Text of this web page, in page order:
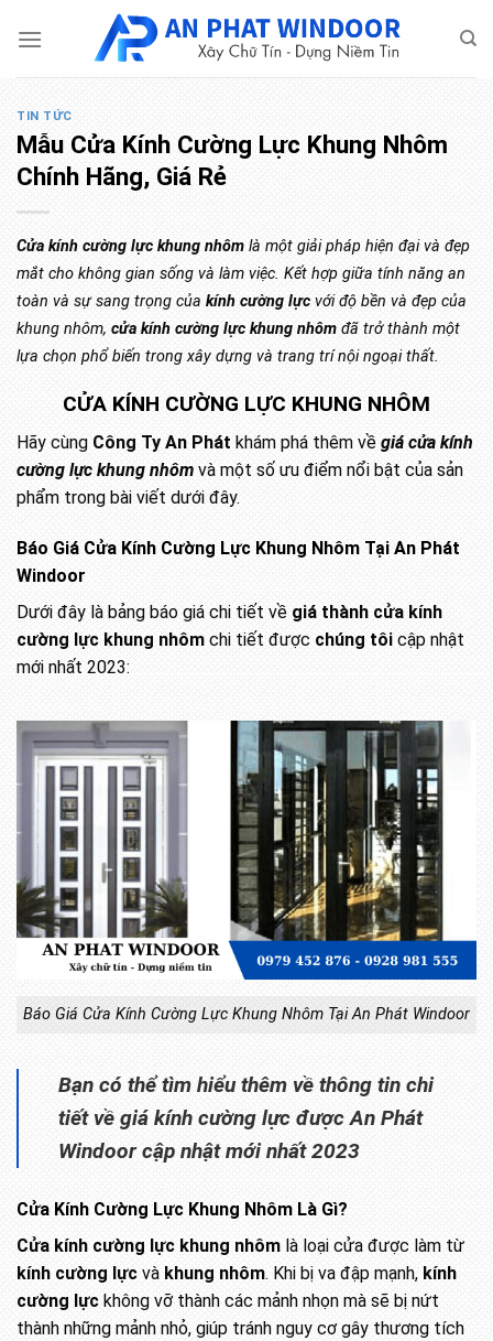
qua
dung
TIN TỨC
Mẫu Cửa Kính Cường Lực Khung Nhôm
Chính Hãng, Giá Rẻ
Cửa kính cường lực khung nhôm là một giải pháp hiện đại và đẹp
mắt cho không gian sống và làm việc. Kết hợp giữa tính năng an
toàn và sự sang trọng của kính cường lực với độ bền và đẹp của
khung nhôm,cửa kính cường lực khung nhôm đã trở thành một
lựa chọn phổ biến trong xây dựng và trang trí nội ngoại thất.
CỬA KÍNH CƯỜNG LỰC KHUNG NHÔM
Hãy cùng Công Ty An Phát khám phá thêm về giá cửa kính
cường lực khung nhôm và một số ưu điểm nổi bật của sản
phẩm trong bài viết dưới đây.
Báo Giá Cửa Kính Cường Lực Khung Nhôm Tại An Phát
Windoor
Dưới đây là bảng báo giá chi tiết về giá thành cửa kính
cường lực khung nhôm chi tiết được chúng tôi cập nhật
mới nhất 2023:
Báo Giá Cửa Kính Cường Lực Khung Nhôm Tại An Phát Windoor
Bạn có thể tìm hiểu thêm về thông tin chi
tiết về giá kính cường lực được An Phát
Windoor cập nhật mới nhất 2023
Cửa Kính Cường Lực Khung Nhôm Là Gì?
Cửa kính cường lực khung nhôm là loại cửa được làm từ
kính cường lực và khung nhôm. Khi bị va đập mạnh, kính
cường lực không vỡ thành các mảnh nhọn mà sẽ bị nứt
thành những mảnh nhỏ, giúp tránh nguy cơ gây thương tích